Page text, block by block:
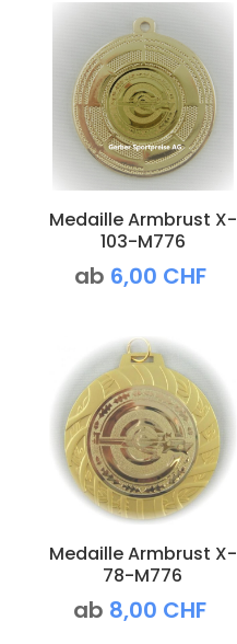
Medaille Armbrust X-
103-M776
ab 6,00 CHF
Medaille Armbrust X-
78-M776
ab 8,00 CHF